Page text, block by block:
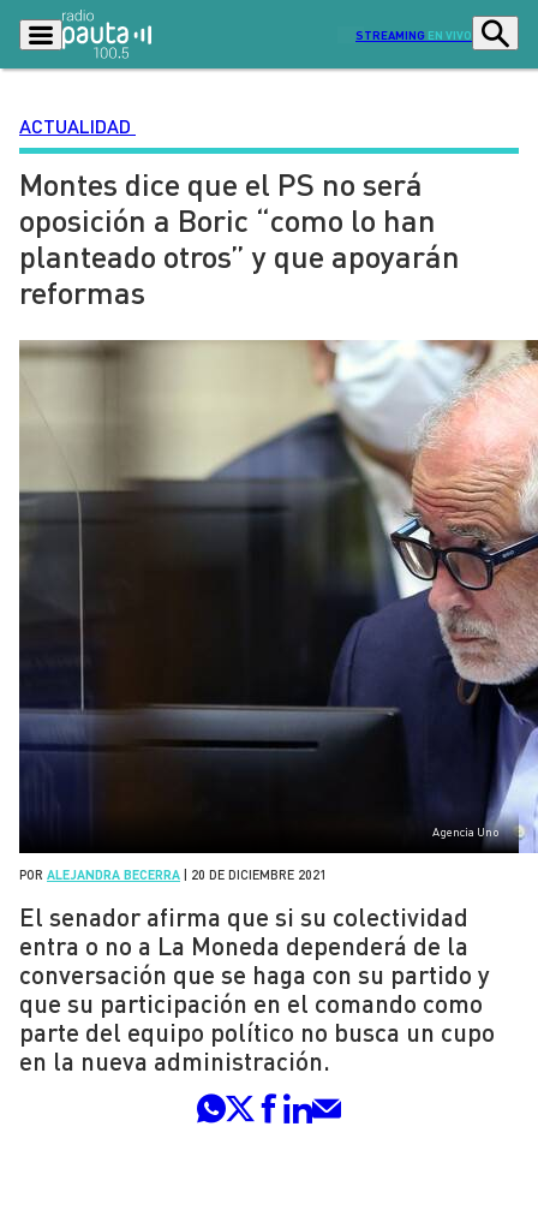
STREAMING EN VIVO
Podcasts
Lo Último Actualidad
Ciudad Economía
Tendencias Deportes
Opinión
Señal 2
Contenido Patrocinado
ACTUALIDAD
Montes dice que el PS no será
oposición a Boric “como lo han
planteado otros” y que apoyarán
reformas
Agencia Uno
POR ALEJANDRA BECERRA 20 DE DICIEMBRE 2021
El senador afirma que si su colectividad
entra o no a La Moneda dependerá de la
conversación que se haga con su partido y
que su participación en el comando como
parte del equipo político no busca un cupo
en la nueva administración.